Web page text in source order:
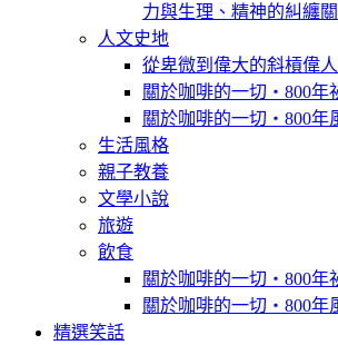
力與生理、精神的糾纏關
人文史地
從卑微到偉大的斜槓偉
關於咖啡的一切‧800年
關於咖啡的一切‧800年
生活風格
親子教養
文學小說
旅遊
飲食
關於咖啡的一切‧800年
關於咖啡的一切‧800年
精選笑話